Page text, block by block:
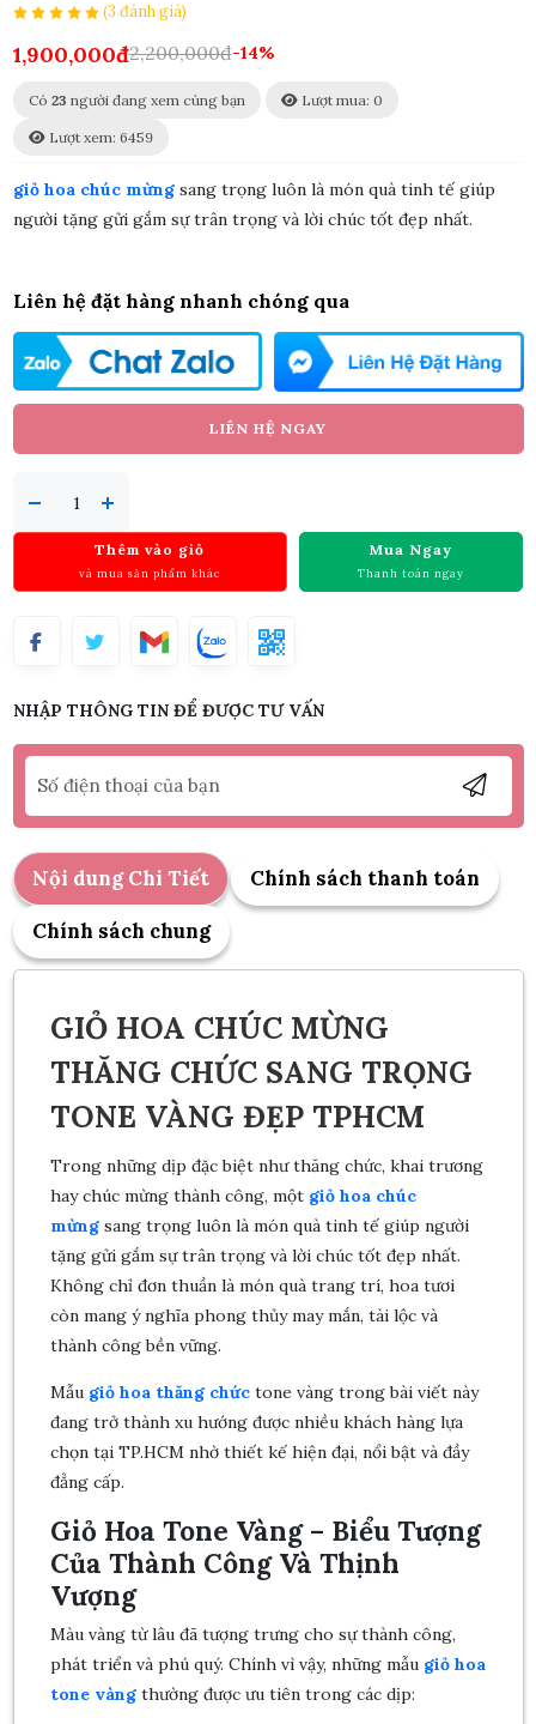
(3 đánh giá)
1,900,000đ2,200,000đ-14%
Có 23 người đang xem cùng bạn Lượt mua: 0
Lượt xem: 6459
giỏ hoa chúc mừngsang trọng luôn là món quà tinh tế giúp
người tặng gửi gắm sự trân trọng và lời chúc tốt đẹp nhất.
Liên hệ đặt hàng nhanh chóng qua
LIÊN HỆ NGAY
Thêm vào giỏ
và mua sản phẩm khác
Mua Ngay
Thanh toán ngay
NHẬP THÔNG TIN ĐỂ ĐƯỢC TƯ VẤN
Nội dung Chi Tiết
Chính sách thanh toán
Chính sách chung
GIỎ HOA CHÚC MỪNG
THĂNG CHỨC SANG TRỌNG
TONE VÀNG ĐẸP TPHCM
Trong những dịp đặc biệt như thăng chức, khai trương
hay chúc mừng thành công, một giỏ hoa chúc
mừngsang trọng luôn là món quà tinh tế giúp người
tặng gửi gắm sự trân trọng và lời chúc tốt đẹp nhất.
Không chỉ đơn thuần là món quà trang trí, hoa tươi
còn mang ý nghĩa phong thủy may mắn, tài lộc và
thành công bền vững.
Mẫu giỏ hoa thăng chứctone vàng trong bài viết này
đang trở thành xu hướng được nhiều khách hàng lựa
chọn tại TP.HCM nhờ thiết kế hiện đại, nổi bật và đầy
đẳng cấp.
Giỏ Hoa Tone Vàng – Biểu Tượng
Của Thành Công Và Thịnh
Vượng
Màu vàng từ lâu đã tượng trưng cho sự thành công,
phát triển và phú quý. Chính vì vậy, những mẫu giỏ hoa
tone vàngthường được ưu tiên trong các dịp: